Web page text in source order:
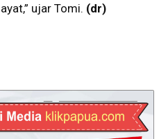
ujar Tomi. (dr)